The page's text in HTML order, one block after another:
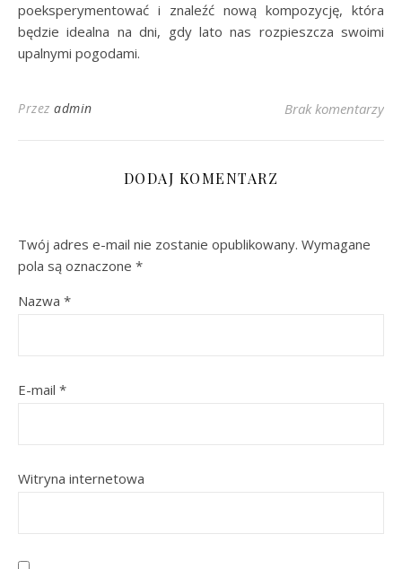
poeksperymentować i znaleźć nową kompozycję, która
będzie idealna na dni, gdy lato nas rozpieszcza swoimi
upalnymi pogodami.
Przez admin Brak komentarzy
DODAJ KOMENTARZ
Twój adres e-mail nie zostanie opublikowany. Wymagane
pola są oznaczone *
Nazwa *
E-mail *
Witryna internetowa